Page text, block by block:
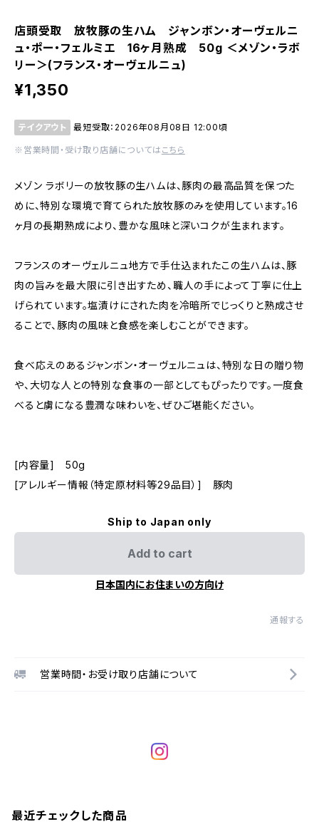
店頭受取 放牧豚の生ハム ジャンボン・オーヴェルニ
ュ・ポー・フェルミエ 16ヶ月熟成 50g ＜メゾン・ラボ
リー＞(フランス・オーヴェルニュ)
¥1,350
テイクアウト 最短受取：2026年08月08日 12:00頃
※営業時間・受け取り店舗については こちら
メゾン ラボリーの放牧豚の生ハムは、豚肉の最高品質を保つた
めに、特別な環境で育てられた放牧豚のみを使用しています。16
ヶ月の長期熟成により、豊かな風味と深いコクが生まれます。
フランスのオーヴェルニュ地方で手仕込まれたこの生ハムは、豚
肉の旨みを最大限に引き出すため、職人の手によって丁寧に仕上
げられています。塩漬けにされた肉を冷暗所でじっくりと熟成させ
ることで、豚肉の風味と食感を楽しむことができます。
食べ応えのあるジャンボン・オーヴェルニュは、特別な日の贈り物
や、大切な人との特別な食事の一部としてもぴったりです。一度食
べると虜になる豊潤な味わいを、ぜひご堪能ください。
[内容量] 50g
[アレルギー情報（特定原材料等29品目）] 豚肉
Ship to Japan only
Add to cart
日本国内にお住まいの方向け
通報する
営業時間・お受け取り店舗について
最近チェックした商品